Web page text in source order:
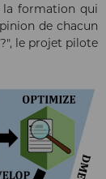
formation qui
de chacun
le projet pilote